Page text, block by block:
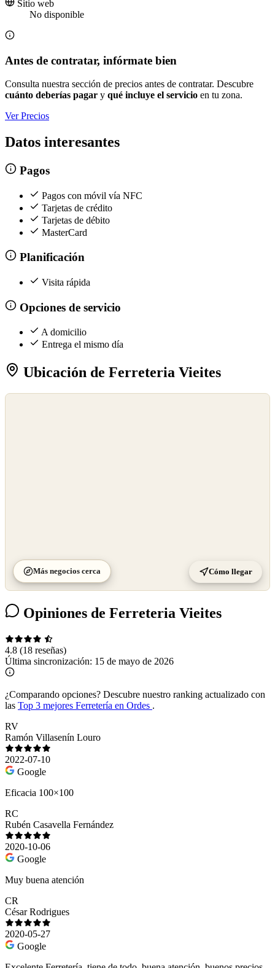
Sitio web
No disponible
Antes de contratar, infórmate bien
Consulta nuestra sección de precios antes de contratar. Descubre
cuánto deberías pagar y qué incluye el servicio en tu zona.
Ver Precios
Datos interesantes
Pagos
Pagos con móvil vía NFC
Tarjetas de crédito
Tarjetas de débito
MasterCard
Planificación
Visita rápida
Opciones de servicio
A domicilio
Entrega el mismo día
Ubicación de Ferreteria Vieites
Más negocios cerca Cómo llegar
Opiniones de Ferreteria Vieites
4.8 (18 reseñas)
Última sincronización: 15 de mayo de 2026
¿Comparando opciones? Descubre nuestro ranking actualizado con
las Top 3 mejores Ferretería en Ordes .
RV
Ramón Villasenín Louro
2022-07-10
Google
Eficacia 100×100
RC
Rubén Casavella Fernández
2020-10-06
Google
Muy buena atención
CR
César Rodrigues
2020-05-27
Google